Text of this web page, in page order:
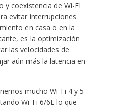
y coexistencia de Wi-FI
evitar interrupciones
en casa o en la
es la optimización
las velocidades de
aún más la latencia en
mucho Wi-Fi 4 y 5
Wi-Fi 6/6E lo que